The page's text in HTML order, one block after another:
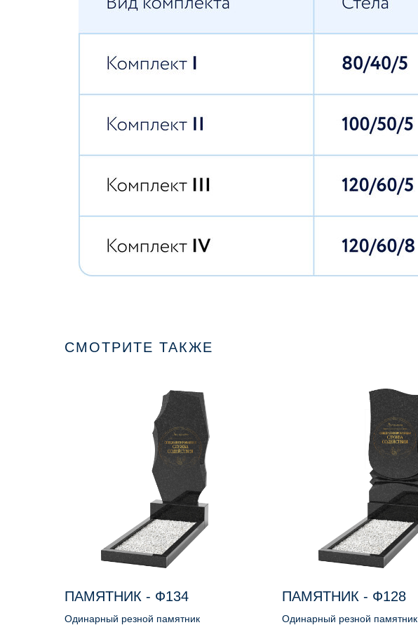
СМОТРИТЕ ТАКЖЕ
ПАМЯТНИК - Ф134
Одинарный резной памятник
ПАМЯТНИК - Ф128
Одинарный резной памятник